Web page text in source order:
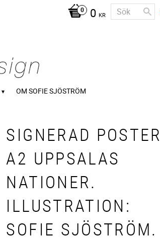
0 KR
OM SOFIE SJÖSTRÖM
SIGNERAD POSTER
A2 UPPSALAS
NATIONER.
ILLUSTRATION:
SOFIE SJÖSTRÖM.